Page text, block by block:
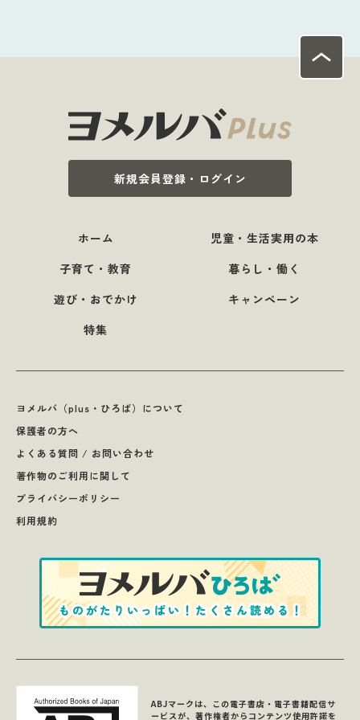
新規会員登録・ログイン
ホーム
児童・生活実用の本
子育て・教育
暮らし・働く
遊び・おでかけ
キャンペーン
特集
ヨメルバ（plus・ひろば）について
保護者の方へ
よくある質問 / お問い合わせ
著作物のご利用に関して
プライバシーポリシー
利用規約
ABJマークは、この電子書店・電子書籍配信サ
ービスが、著作権者からコンテンツ使用許諾を